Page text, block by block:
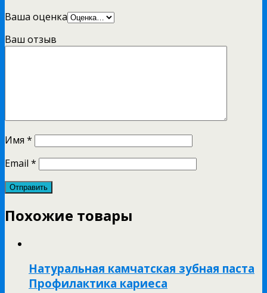
Ваша оценка
Ваш отзыв
Имя *
Email *
Похожие товары
Натуральная камчатская зубная паста
Профилактика кариеса